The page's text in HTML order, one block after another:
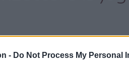
- Do Not Process My Personal
magánnyugdíjak
Együttműködési